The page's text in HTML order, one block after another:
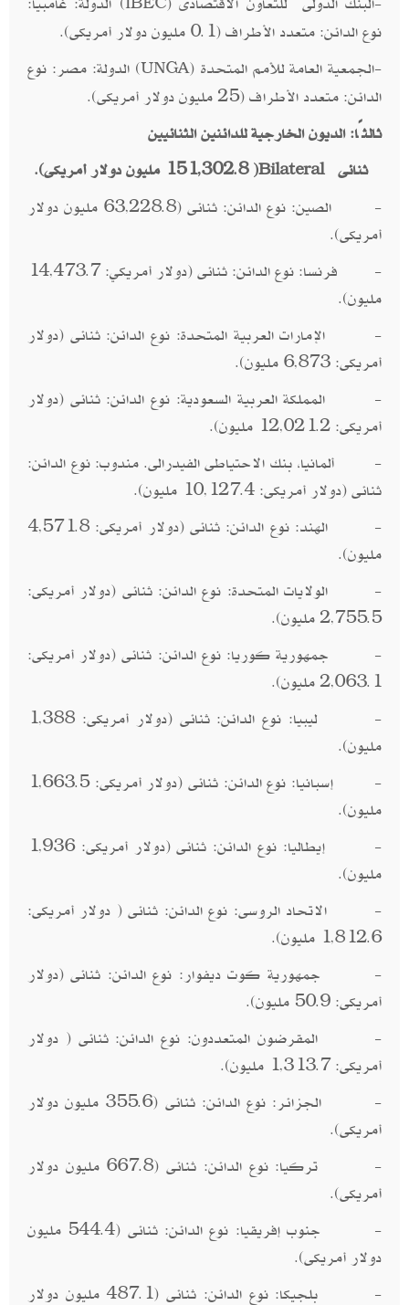
IBEC
نوع الدائن: متعدد الأطراف (0.1 مليون دولار أمريكى).
-الجمعية العامة للأمم المتحدة (UNGA) الدولة: مصر: نوع
الدائن: متعدد الأطراف (25 مليون دولار أمريكى).
ثالثًا: الديون الخارجية للدائنين الثنائيين
ثنائى
Bilateral( 151,302.8 مليون دولار أمريكى).
- الصين: نوع الدائن: ثنائى (63,228.8 مليون دولار
أمريكى).
- فرنسا: نوع الدائن: ثنائى (دولار أمريكي: 14,473.7
مليون).
- الإمارات العربية المتحدة: نوع الدائن: ثنائى (دولار
أمريكى: 6,873 مليون).
- المملكة العربية السعودية: نوع الدائن: ثنائى (دولار
أمريكى: 12,021.2 مليون).
- ألمانيا، بنك الاحتياطى الفيدرالى. مندوب: نوع الدائن:
ثنائى (دولار أمريكى: 10,127.4 مليون).
- الهند: نوع الدائن: ثنائى (دولار أمريكى: 4,571.8
مليون).
- الولايات المتحدة: نوع الدائن: ثنائى (دولار أمريكى:
2,755.5 مليون).
- جمهورية كوريا: نوع الدائن: ثنائى (دولار أمريكى:
2,063.1 مليون).
- ليبيا: نوع الدائن: ثنائى (دولار أمريكى: 1,388
مليون).
- إسبانيا: نوع الدائن: ثنائى (دولار أمريكى: 1,663.5
مليون).
- إيطاليا: نوع الدائن: ثنائى (دولار أمريكى: 1,936
مليون).
- الاتحاد الروسى: نوع الدائن: ثنائى ( دولار أمريكى:
1,812.6 مليون).
- جمهورية كوت ديفوار: نوع الدائن: ثنائى (دولار
أمريكى: 50.9 مليون).
- المقرضون المتعددون: نوع الدائن: ثنائى ( دولار
أمريكى: 1,313.7 مليون).
- الجزائر: نوع الدائن: ثنائى (355.6 مليون دولار
أمريكى).
- تركيا: نوع الدائن: ثنائى (667.8 مليون دولار
أمريكى).
- جنوب إفريقيا: نوع الدائن: ثنائى (544.4 مليون
دولار أمريكى).
- بلجيكا: نوع الدائن: ثنائى (487.1 مليون دولار